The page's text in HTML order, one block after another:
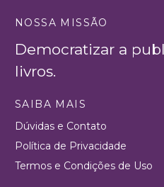
NOSSA MISSÃO
Democratizar a
livros.
SAIBA MAIS
Dúvidas e Contato
Política de Privacidade
Termos e Condições de Uso